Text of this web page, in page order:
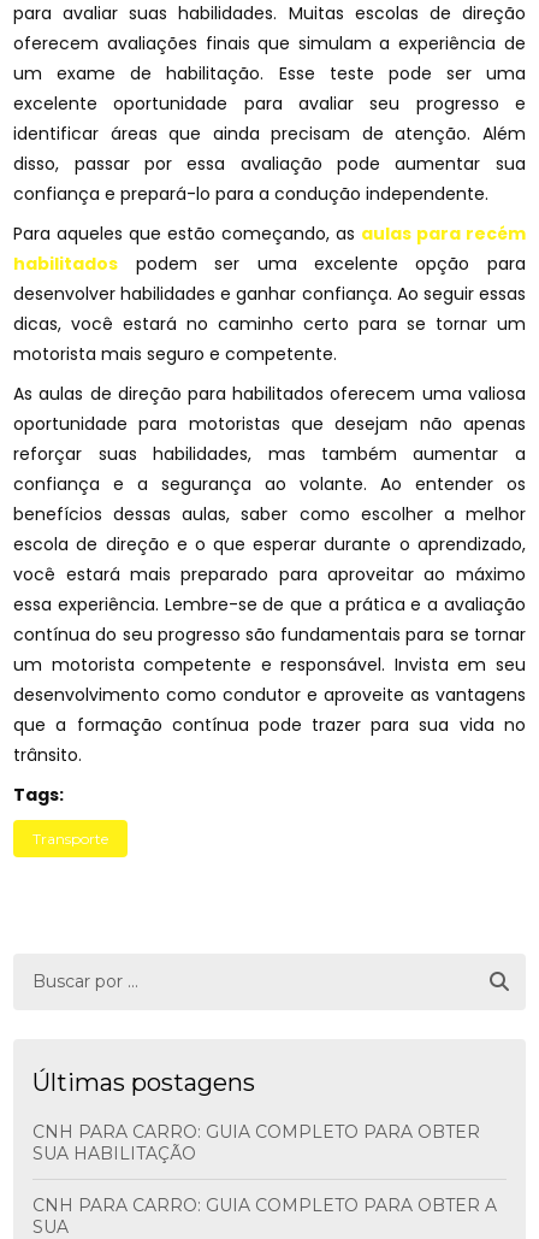
para avaliar suas habilidades. Muitas escolas de direção
oferecem avaliações finais que simulam a experiência de
um exame de habilitação. Esse teste pode ser uma
excelente oportunidade para avaliar seu progresso e
identificar áreas que ainda precisam de atenção. Além
disso, passar por essa avaliação pode aumentar sua
confiança e prepará-lo para a condução independente.
Para aqueles que estão começando, as aulas para recém
habilitados podem ser uma excelente opção para
desenvolver habilidades e ganhar confiança. Ao seguir essas
dicas, você estará no caminho certo para se tornar um
motorista mais seguro e competente.
As aulas de direção para habilitados oferecem uma valiosa
oportunidade para motoristas que desejam não apenas
reforçar suas habilidades, mas também aumentar a
confiança e a segurança ao volante. Ao entender os
benefícios dessas aulas, saber como escolher a melhor
escola de direção e o que esperar durante o aprendizado,
você estará mais preparado para aproveitar ao máximo
essa experiência. Lembre-se de que a prática e a avaliação
contínua do seu progresso são fundamentais para se tornar
um motorista competente e responsável. Invista em seu
desenvolvimento como condutor e aproveite as vantagens
que a formação contínua pode trazer para sua vida no
trânsito.
Tags:
Transporte
Últimas postagens
CNH PARA CARRO: GUIA COMPLETO PARA OBTER
SUA HABILITAÇÃO
CNH PARA CARRO: GUIA COMPLETO PARA OBTER A
SUA